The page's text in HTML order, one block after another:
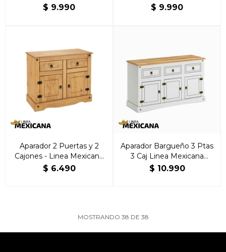
Natural
$ 9.990 $ 9.990
Aparador 2 Puertas y 2
Cajones - Linea Mexicana
Natural
$ 6.490
Aparador Bargueño 3 Ptas
3 Caj Linea Mexicana
Blanco
$ 10.990
MOSTRANDO 38 DE 38